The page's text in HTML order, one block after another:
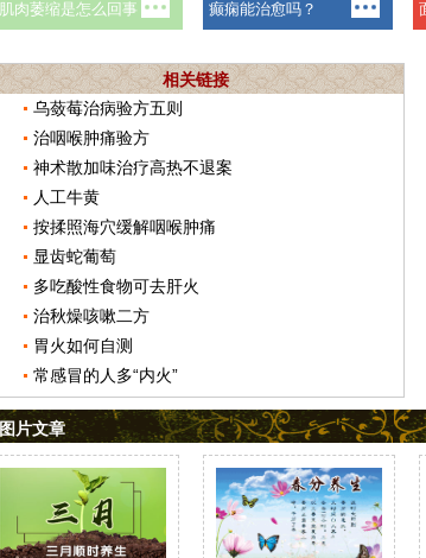
相关链接
乌蔹莓治病验方五则
治咽喉肿痛验方
神术散加味治疗高热不退案
人工牛黄
按揉照海穴缓解咽喉肿痛
显齿蛇葡萄
多吃酸性食物可去肝火
治秋燥咳嗽二方
胃火如何自测
常感冒的人多“内火”
图片文章